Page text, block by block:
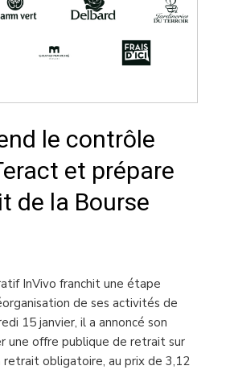
le contrôle
et prépare
de la Bourse
InVivo franchit une étape
de ses activités de
15 janvier, il a annoncé son
une offre publique de retrait sur
retrait obligatoire, au prix de 3,12